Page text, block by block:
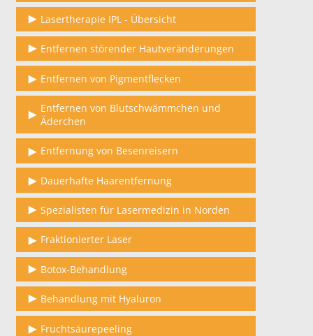
Lasertherapie IPL - Übersicht
Entfernen störender Hautveränderungen
Entfernen von Pigmentflecken
Entfernen von Blutschwämmchen und
Äderchen
Entfernung von Besenreisern
Dauerhafte Haarentfernung
Spezialisten für Lasermedizin in Norden
Fraktionierter Laser
Botox-Behandlung
Behandlung mit Hyaluron
Fruchtsäurepeeling